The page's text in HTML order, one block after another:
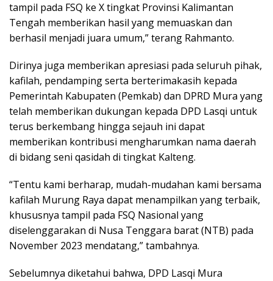
tampil pada FSQ ke X tingkat Provinsi Kalimantan
Tengah memberikan hasil yang memuaskan dan
berhasil menjadi juara umum,” terang Rahmanto.
Dirinya juga memberikan apresiasi pada seluruh pihak,
kafilah, pendamping serta berterimakasih kepada
Pemerintah Kabupaten (Pemkab) dan DPRD Mura yang
telah memberikan dukungan kepada DPD Lasqi untuk
terus berkembang hingga sejauh ini dapat
memberikan kontribusi mengharumkan nama daerah
di bidang seni qasidah di tingkat Kalteng.
“Tentu kami berharap, mudah-mudahan kami bersama
kafilah Murung Raya dapat menampilkan yang terbaik,
khususnya tampil pada FSQ Nasional yang
diselenggarakan di Nusa Tenggara barat (NTB) pada
November 2023 mendatang,” tambahnya.
Sebelumnya diketahui bahwa, DPD Lasqi Mura